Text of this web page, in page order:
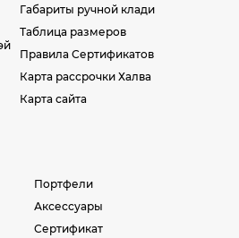
Габариты ручной клади
Таблица размеров
Правила Сертификатов
Карта рассрочки Халва
Карта сайта
Портфели
Аксессуары
Сертификат